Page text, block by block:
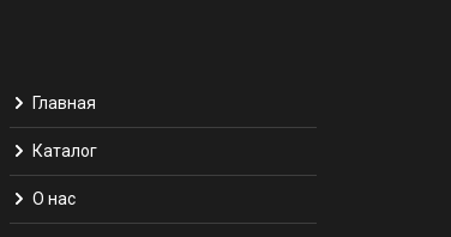
Главная
Каталог
О нас